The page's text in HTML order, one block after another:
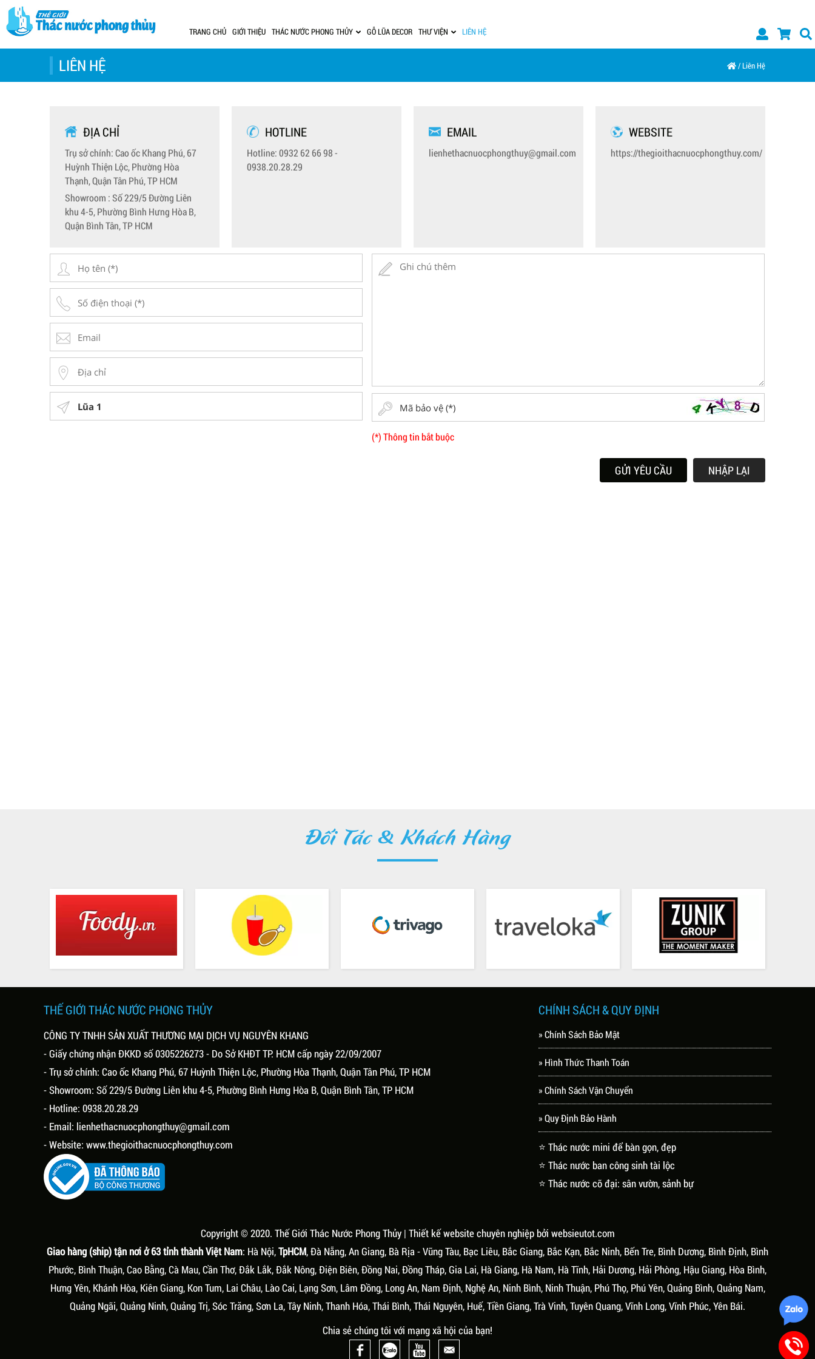
TRANG CHỦ GIỚI THIỆU THÁC NƯỚC PHONG THỦY GỖ LŨA DECOR THƯ VIỆN LIÊN HỆ
LIÊN HỆ /Liên Hệ
ĐỊA CHỈ
Trụ sở chính: Cao ốc Khang Phú, 67
Huỳnh Thiện Lộc, Phường Hòa
Thạnh, Quận Tân Phú, TP HCM
Showroom : Số 229/5 Đường Liên
khu 4-5, Phường Bình Hưng Hòa B,
Quận Bình Tân, TP HCM
HOTLINE
Hotline:0932 62 66 98-
0938.20.28.29
EMAIL
lienhethacnuocphongthuy@gmail.com
WEBSITE
https://thegioithacnuocphongthuy.com/
(*) Thông tin bắt buộc
NHẬP LẠI
GỬI YÊU CẦU
Đối Tác & Khách Hàng
THẾ GIỚI THÁC NƯỚC PHONG THỦY
CÔNG TY TNHH SẢN XUẤT THƯƠNG MẠI DỊCH VỤ NGUYÊN KHANG
- Giấy chứng nhận ĐKKD số 0305226273 - Do Sở KHĐT TP. HCM cấp ngày 22/09/2007
- Trụ sở chính: Cao ốc Khang Phú, 67 Huỳnh Thiện Lộc, Phường Hòa Thạnh, Quận Tân Phú, TP HCM
- Showroom: Số 229/5 Đường Liên khu 4-5, Phường Bình Hưng Hòa B, Quận Bình Tân, TP HCM
- Hotline: 0938.20.28.29
- Email: lienhethacnuocphongthuy@gmail.com
- Website: www.thegioithacnuocphongthuy.com
CHÍNH SÁCH & QUY ĐỊNH
» Chính Sách Bảo Mật
» Hình Thức Thanh Toán
» Chính Sách Vận Chuyển
» Quy Định Bảo Hành
⭐ Thác nước mini để bàn gọn, đẹp
⭐ Thác nước ban công sinh tài lộc
⭐ Thác nước cỡ đại: sân vườn, sảnh bự
Copyright © 2020. Thế Giới Thác Nước Phong Thủy | Thiết kế website chuyên nghiệp bởi websieutot.com
Giao hàng (ship) tận nơi ở 63 tỉnh thành Việt Nam: Hà Nội,TpHCM, Đà Nẵng, An Giang, Bà Rịa - Vũng Tàu, Bạc Liêu, Bắc Giang, Bắc Kạn, Bắc Ninh, Bến Tre, Bình Dương, Bình Định, Bình
Phước, Bình Thuận, Cao Bằng, Cà Mau, Cần Thơ, Đắk Lắk, Đắk Nông, Điện Biên, Đồng Nai, Đồng Tháp, Gia Lai, Hà Giang, Hà Nam, Hà Tĩnh, Hải Dương, Hải Phòng, Hậu Giang, Hòa Bình,
Hưng Yên, Khánh Hòa, Kiên Giang, Kon Tum, Lai Châu, Lào Cai, Lạng Sơn, Lâm Đồng, Long An, Nam Định, Nghệ An, Ninh Bình, Ninh Thuận, Phú Thọ, Phú Yên, Quảng Bình, Quảng Nam,
Quảng Ngãi, Quảng Ninh, Quảng Trị, Sóc Trăng, Sơn La, Tây Ninh, Thanh Hóa, Thái Bình, Thái Nguyên, Huế, Tiền Giang, Trà Vinh, Tuyên Quang, Vĩnh Long, Vĩnh Phúc, Yên Bái.
Chia sẻ chúng tôi với mạng xã hội của bạn!